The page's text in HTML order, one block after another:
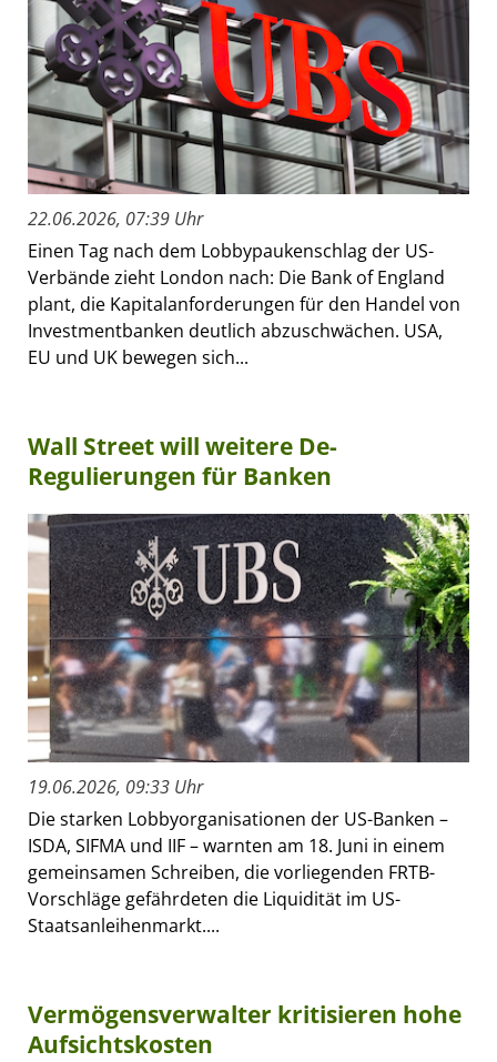
22.06.2026, 07:39 Uhr
Einen Tag nach dem Lobbypaukenschlag der US-
Verbände zieht London nach: Die Bank of England
plant, die Kapitalanforderungen für den Handel von
Investmentbanken deutlich abzuschwächen. USA,
EU und UK bewegen sich...
Wall Street will weitere De-
Regulierungen für Banken
19.06.2026, 09:33 Uhr
Die starken Lobbyorganisationen der US-Banken –
ISDA, SIFMA und IIF – warnten am 18. Juni in einem
gemeinsamen Schreiben, die vorliegenden FRTB-
Vorschläge gefährdeten die Liquidität im US-
Staatsanleihenmarkt....
Vermögensverwalter kritisieren hohe
Aufsichtskosten